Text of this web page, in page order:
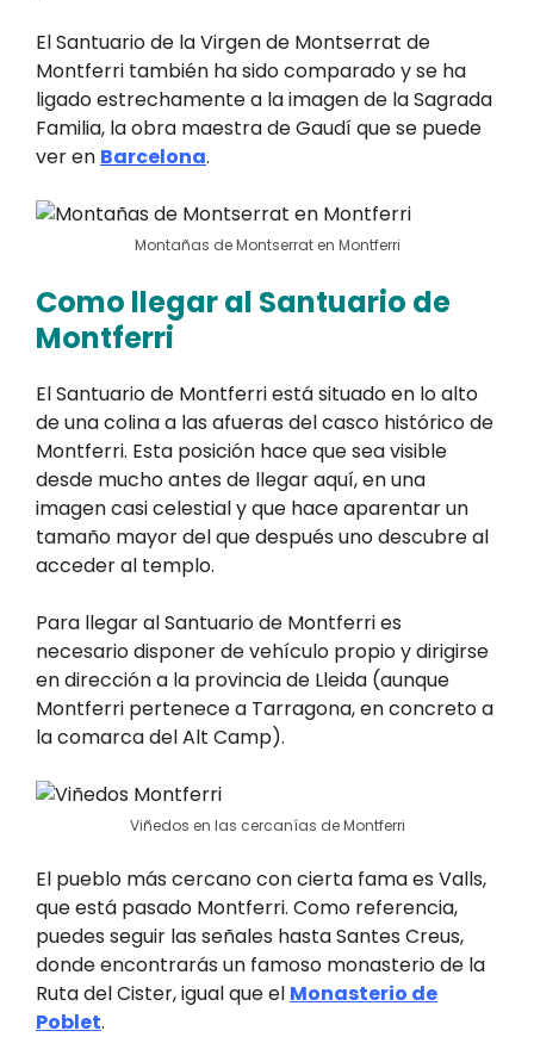
El Santuario de la Virgen de Montserrat de
Montferri también ha sido comparado y se ha
ligado estrechamente a la imagen de la Sagrada
Familia, la obra maestra de Gaudí que se puede
ver en Barcelona.
Montañas de Montserrat en Montferri
Como llegar al Santuario de
Montferri
El Santuario de Montferri está situado en lo alto
de una colina a las afueras del casco histórico de
Montferri. Esta posición hace que sea visible
desde mucho antes de llegar aquí, en una
imagen casi celestial y que hace aparentar un
tamaño mayor del que después uno descubre al
acceder al templo.
Para llegar al Santuario de Montferri es
necesario disponer de vehículo propio y dirigirse
en dirección a la provincia de Lleida (aunque
Montferri pertenece a Tarragona, en concreto a
la comarca del Alt Camp).
Viñedos en las cercanías de Montferri
El pueblo más cercano con cierta fama es Valls,
que está pasado Montferri. Como referencia,
puedes seguir las señales hasta Santes Creus,
donde encontrarás un famoso monasterio de la
Ruta del Cister, igual que el Monasterio de
Poblet.